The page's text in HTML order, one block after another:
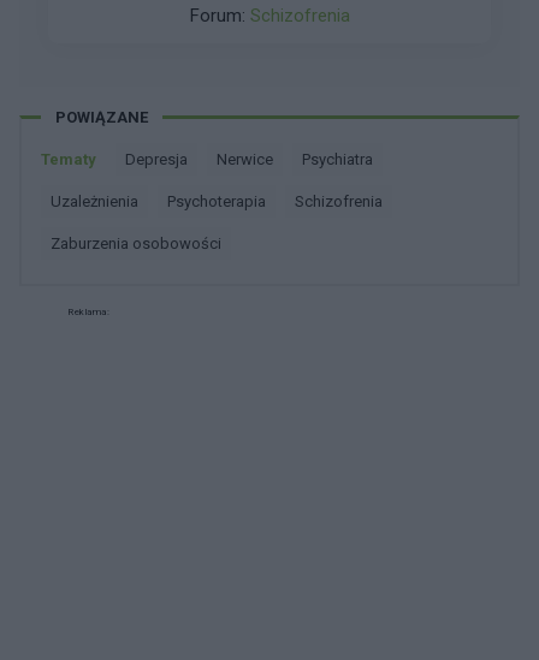
Halucynacje które występują przed
Forum: Schizofrenia
POWIĄZANE
Tematy depresja nerwice psychiatra
uzależnienia psychoterapia schizofrenia
zaburzenia osobowości
Reklama: